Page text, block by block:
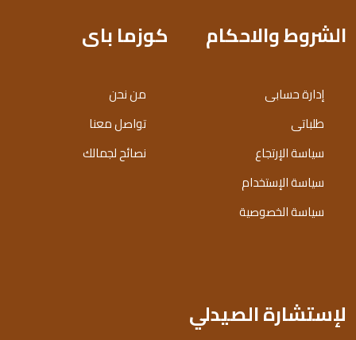
الشروط والاحكام
إدارة حسابى
طلباتى
سياسة الإرتجاع
سياسة الإستخدام
سياسة الخصوصية
كوزما باى
من نحن
تواصل معنا
نصائح لجمالك
لإستشارة الصيدلي